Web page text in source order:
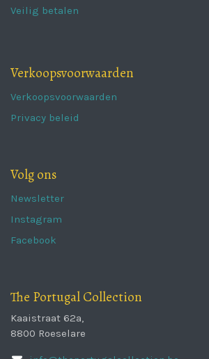
Veilig betalen
Verkoopsvoorwaarden
Verkoopsvoorwaarden
Privacy beleid
Volg ons
Newsletter
Instagram
Facebook
The Portugal Collection
Kaaistraat 62a,
8800 Roeselare